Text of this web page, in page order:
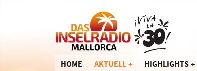
HOME AKTUELL HIGHLIGHTS